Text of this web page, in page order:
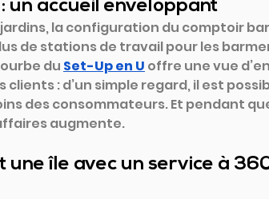
un accueil enveloppant
la configuration du comptoir
de stations de travail pour les
du Set-Up en U offre une vue
: d’un simple regard, il est
des consommateurs. Et pendant
augmente.
île avec un service à